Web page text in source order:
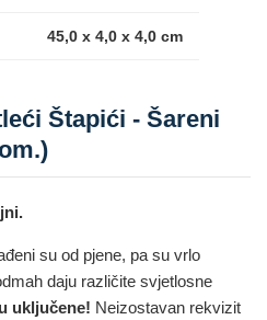
45,0 x 4,0 x 4,0 cm
Štapići - Šareni
su od pjene, pa su vrlo
daju različite svjetlosne
uključene! Neizostavan rekvizit